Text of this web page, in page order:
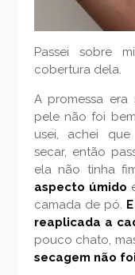
Passei sobre
cobertura dela.
A promessa era
pele não foi
usei, achei
secar, então
ela não tinha
aspecto úmido
camada de pó.
reaplicada a
pouco chato,
secagem não